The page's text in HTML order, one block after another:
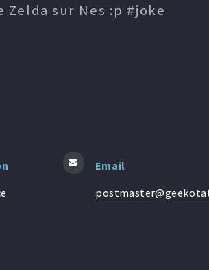
sur Nes :p #joke
Email